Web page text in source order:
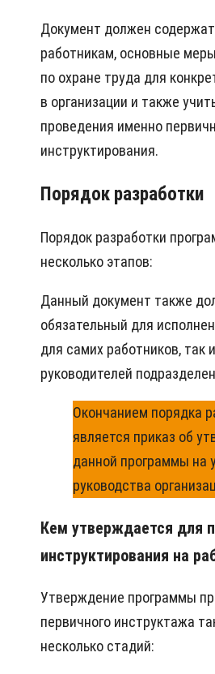
Документ должен
работникам, основные
по охране труда для
в организации и также
проведения именно
инструктирования.
Порядок разработки
Порядок разработки
несколько этапов:
Данный документ также
обязательный для
для самих работников, так
руководителей
Окончанием порядка
является приказ об
данной программы на
руководства
Кем утверждается для
инструктирования на
Утверждение программы
первичного инструктажа
несколько стадий: